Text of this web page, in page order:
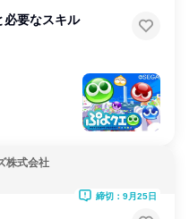
必要なスキル
株式会社
締切：9月25日